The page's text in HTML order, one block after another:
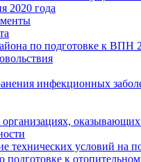
2020 года
по подготовке к ВПН
инфекционных
технических условий на
подготовке к